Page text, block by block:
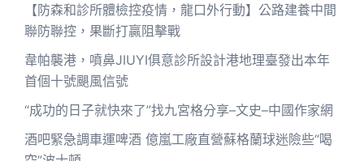
【防森和診所體檢控疫情，龍口外行動】公路建養中間
聯防聯控，果斷打贏阻擊戰
韋帕襲港，噴鼻JIUYI俱意診所設計港地理臺發出本年
首個十號颶風信號
“成功的日子就快來了”找九宮格分享–文史–中國作家網
酒吧緊急調車運啤酒 億嵐工廠直營蘇格蘭球迷險些“喝